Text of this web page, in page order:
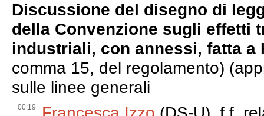
Discussione del disegno di
della Convenzione sugli effetti
industriali, con annessi, fatta a
comma 15, del regolamento)
sulle linee generali
00:19